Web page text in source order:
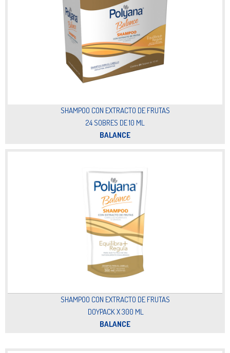
SHAMPOO CON EXTRACTO DE FRUTAS
24 SOBRES DE 10 ML
BALANCE
SHAMPOO CON EXTRACTO DE FRUTAS
DOYPACK X 300 ML
BALANCE